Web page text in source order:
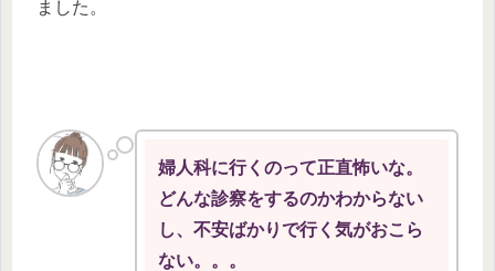
ました。
婦人科に行くのって正直怖いな。
どんな診察をするのかわからない
し、不安ばかりで行く気がおこら
ない。。。